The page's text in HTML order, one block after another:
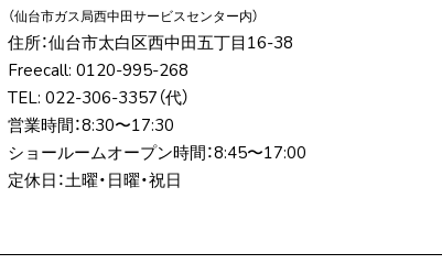
（仙台市ガス局⻄中⽥サービスセンター内）
住所：仙台市太⽩区⻄中⽥五丁⽬16-38
Freecall: 0120-995-268
TEL: 022-306-3357 （代）
営業時間：8:30〜17:30
ショールームオープン時間：8:45〜17:00
定休日：土曜・日曜・祝日